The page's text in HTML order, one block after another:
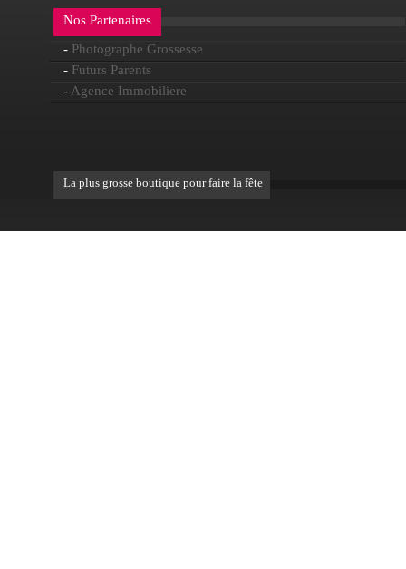
Nos Partenaires
- Photographe Grossesse
- Futurs Parents
- Agence Immobiliere
La plus grosse boutique pour faire la fête